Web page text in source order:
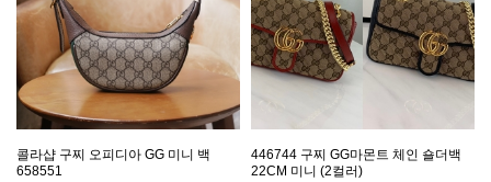
콜라샵 구찌 오피디아 GG 미니 백
658551
446744 구찌 GG마몬트 체인 숄더백
22CM 미니 (2컬러)